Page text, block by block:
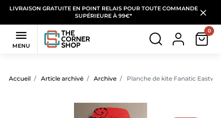
LIVRAISON GRATUITE EN POINT RELAIS POUR TOUTE COMMANDE
SUPÉRIEURE À 99€*

MENU
0
Accueil Article archivé Archive Planche de kite Fanatic